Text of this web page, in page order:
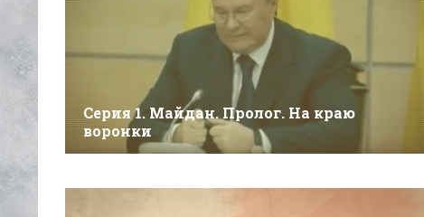
Серия 1. Майдан. Пролог. На краю
воронки